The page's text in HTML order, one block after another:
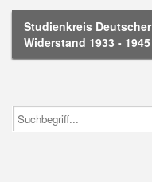
Studienkreis Deutscher
Widerstand 1933 - 1945